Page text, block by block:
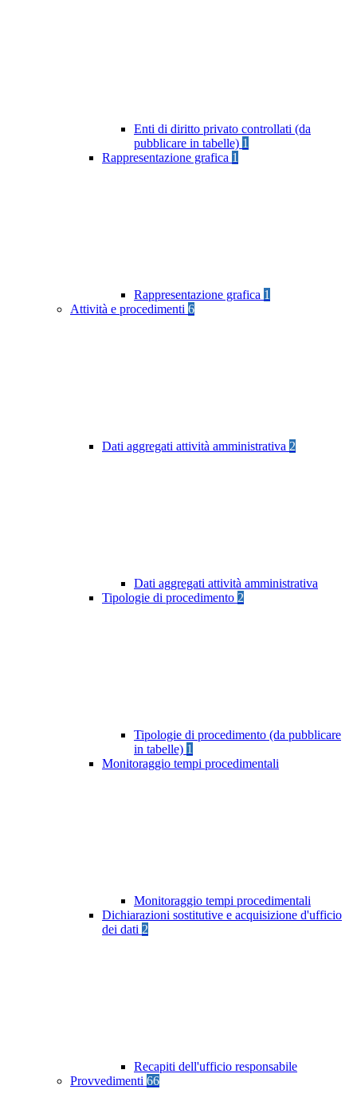
Enti di diritto privato controllati (da
pubblicare in tabelle) 1
Rappresentazione grafica 1
Rappresentazione grafica 1
Attività e procedimenti 6
Dati aggregati attività amministrativa 2
Dati aggregati attività amministrativa
Tipologie di procedimento 2
Tipologie di procedimento (da pubblicare
in tabelle) 1
Monitoraggio tempi procedimentali
Monitoraggio tempi procedimentali
Dichiarazioni sostitutive e acquisizione d'ufficio
dei dati 2
Recapiti dell'ufficio responsabile
Provvedimenti 66